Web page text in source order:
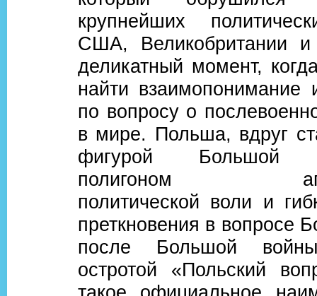
крупнейших
США, Великобритании
деликатный момент,
найти взаимопонимание
по вопросу о
в мире. Польша, вдруг
фигурой Большой
полигоном
политической воли и
преткновения в вопросе
после Большой
остротой «Польский